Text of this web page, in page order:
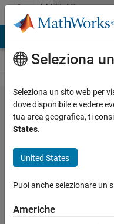
Vai al contenutoMATLAB
Answers
how to
use
syntax
Dipsikha
Seleziona
Seleziona un sito web per
dove disponibile e vedere
tua area geografica, ti
States.
United States
Puoi anche selezionare un
Americhe